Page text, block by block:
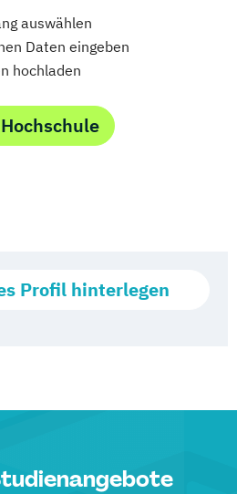
auswählen
Daten eingeben
hochladen
Profil hinterlegen